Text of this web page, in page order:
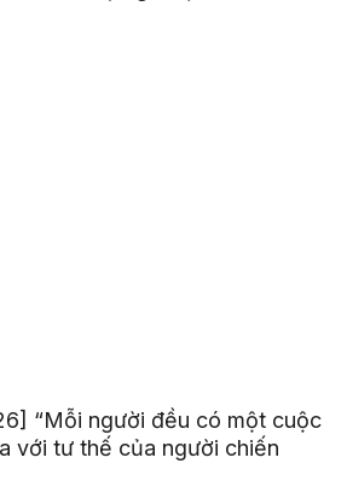
“Mỗi người đều có một cuộc
với tư thế của người chiến